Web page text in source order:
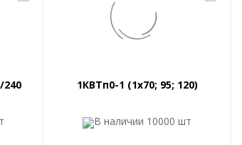
1КВТп0-1 (1x70; 95; 120)
В наличии 10000 шт